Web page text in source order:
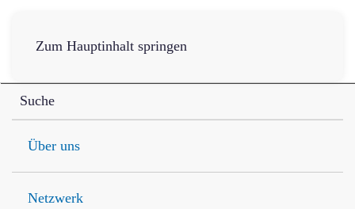
Zum Hauptinhalt springen
Über uns
Netzwerk